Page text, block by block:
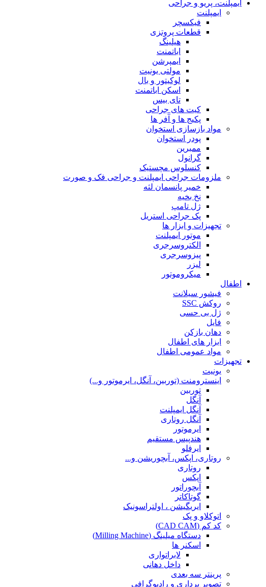
ایمپلنت، پریو و جراحی
ایمپلنت
فیکسچر
قطعات پروتزی
هیلینگ
اباتمنت
ایمپرشن
مولتی یونیت
لوکیتور و بال
اسکن اباتمنت
تای بیس
کیت های جراحی
پکیج ها و آفر ها
مواد بازسازی استخوان
پودر استخوان
ممبرین
گرانول
کنسلوس مچستیک
ملزومات جراحی ایمپلنت و جراحی فک و صورت
خمیر پانسمان لثه
نخ بخیه
ژل تامپ
پک جراحی استریل
تجهیزات و ابزار ها
موتور ایمپلنت
الکتروسرجری
پیزوسرجری
لیزر
میکروموتور
اطفال
فیشور سیلانت
روکش SSC
ژل بی حسی
فایل
دهان بازکن
ابزار های اطفال
مواد عمومی اطفال
تجهیزات
یونیت
اینسترومنت (توربین، آنگل، ایرموتور و...)
توربین
آنگل
آنگل ایمپلنت
آنگل روتاری
ایرموتور
هندپیس مستقیم
ایرفلو
روتاری، اپکس، آبچوریشن و...
روتاری
اپکس
آبچوراتور
گوتاکاتر
ایریگیشن ، اولتراسونیک
اتوکلاو و پک
کد کم (CAD CAM)
دستگاه میلینگ (Milling Machine)
اسکنر ها
لابراتواری
داخل دهانی
پرینتر سه بعدی
تصویر برداری و رادیوگرافی